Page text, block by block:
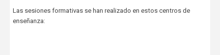
Las sesiones formativas se han realizado en estos centros de
enseñanza: